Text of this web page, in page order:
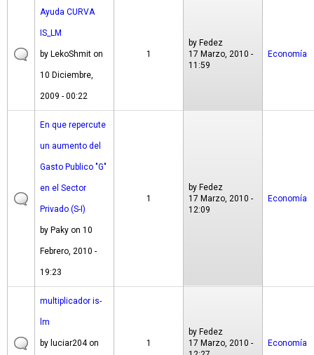
Ayuda CURVA
IS_LM
by LekoShmit on
10 Diciembre,
2009 - 00:22
1
by Fedez
17 Marzo, 2010 -
11:59
Economía
En que repercute
un aumento del
Gasto Publico "G"
en el Sector
Privado (S-I)
by Paky on 10
Febrero, 2010 -
19:23
1
by Fedez
17 Marzo, 2010 -
12:09
Economía
multiplicador is-
lm
by luciar204on 1
by Fedez
17 Marzo, 2010 -
Economía